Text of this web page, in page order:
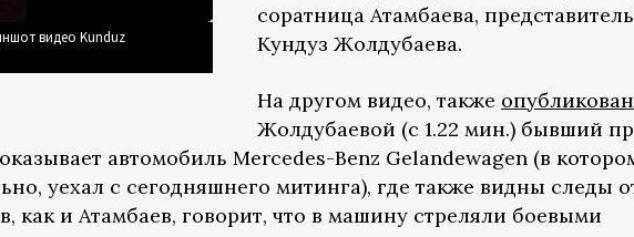
видео Kunduz
соратница Атамбаева,
Кундуз Жолдубаева.
На другом видео, также
Жолдубаевой (с 1.22 мин.) бывший
автомобиль Mercedes-Benz Gelandewagen (в
уехал с сегодняшнего митинга), где также видны следы
как и Атамбаев, говорит, что в машину стреляли боевыми